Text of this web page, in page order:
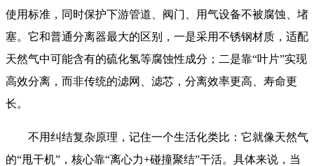
使用标准，同时保护下游管道、阀门、用气设备不被腐蚀、堵
塞。它和普通分离器最大的区别，一是采用不锈钢材质，适配
天然气中可能含有的硫化氢等腐蚀性成分；二是靠“叶片”实现
高效分离，而非传统的滤网、滤芯，分离效率更高、寿命更
长。
不用纠结复杂原理，记住一个生活化类比：它就像天然气
的“甩干机”，核心靠“离心力+碰撞聚结”干活。具体来说，当